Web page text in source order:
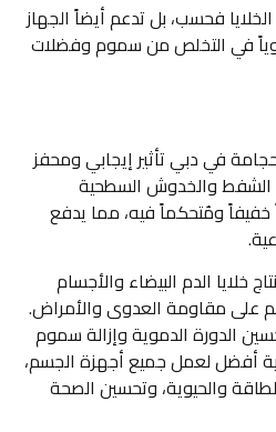
فحسب، بل تدعم أيضاً الجهاز
في التخلص من سموم وفضلات
في دبي تأثير إيجابي ومحفز
الشفط والخدوش السطحية
خفيفاً ومُتحكماً فيه، مما يدفع
خلايا الدم البيضاء والأجسام
على مقاومة العدوى والأمراض.
الدورة الدموية وإزالة سموم
أفضل لعمل جميع أجهزة الجسم،
والحيوية، وتحسين الصحة